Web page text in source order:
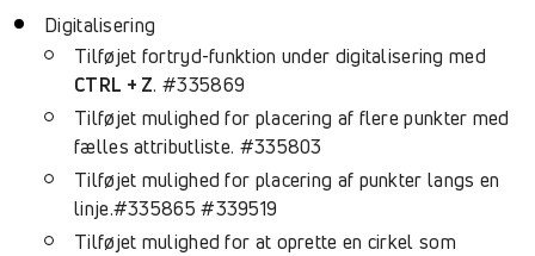
Digitalisering
Tilføjet fortryd-funktion under digitalisering med
CTRL + Z. #335869
Tilføjet mulighed for placering af flere punkter med
fælles attributliste. #335803
Tilføjet mulighed for placering af punkter langs en
linje.#335865 #339519
Tilføjet mulighed for at oprette en cirkel som